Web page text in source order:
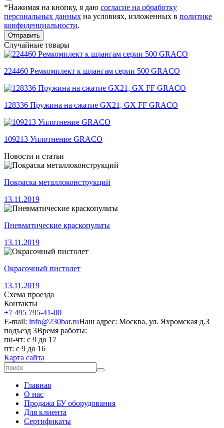
*Нажимая на кнопку, я даю согласие на обработку
персональных данных на условиях, изложенных в политике
конфиденциальности.
Отправить
Случайные товары
224460 Ремкомплект к шлангам серии 500 GRACO
128336 Пружина на сжатие GX21, GX FF GRACO
109213 Уплотнение GRACO
Новости и статьи
Покраска металлоконструкций
13.11.2019
Пневматические краскопульты
13.11.2019
Окрасочный пистолет
13.11.2019
Схема проезда
Контакты
+7 495 795-41-00
E-mail: info@230bar.ruНаш адрес: Москва, ул. Яхромская д.3
подъезд 3Время работы:
пн-чт: с 9 до 17
пт: с 9 до 16
Карта сайта
Главная
О нас
Продажа БУ оборудования
Для клиента
Сертификаты